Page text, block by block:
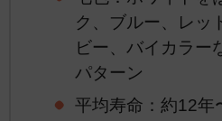
ク、ブルー、レッ
ビー、バイカラー
パターン
平均寿命：約12年